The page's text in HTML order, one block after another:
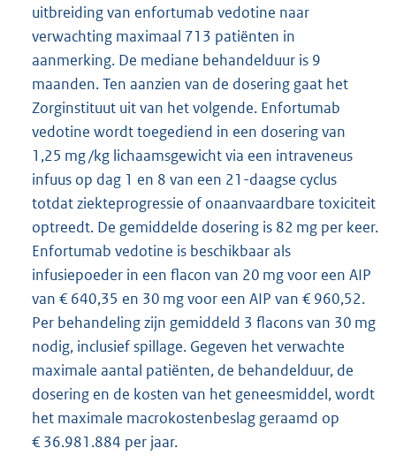
uitbreiding van enfortumab vedotine naar
verwachting maximaal 713 patiënten in
aanmerking. De mediane behandelduur is 9
maanden. Ten aanzien van de dosering gaat het
Zorginstituut uit van het volgende. Enfortumab
vedotine wordt toegediend in een dosering van
1,25 mg /kg lichaamsgewicht via een intraveneus
infuus op dag 1 en 8 van een 21-daagse cyclus
totdat ziekteprogressie of onaanvaardbare toxiciteit
optreedt. De gemiddelde dosering is 82 mg per keer.
Enfortumab vedotine is beschikbaar als
infusiepoeder in een flacon van 20 mg voor een AIP
van € 640,35 en 30 mg voor een AIP van € 960,52.
Per behandeling zijn gemiddeld 3 flacons van 30 mg
nodig, inclusief spillage. Gegeven het verwachte
maximale aantal patiënten, de behandelduur, de
dosering en de kosten van het geneesmiddel, wordt
het maximale macrokostenbeslag geraamd op
€ 36.981.884 per jaar.